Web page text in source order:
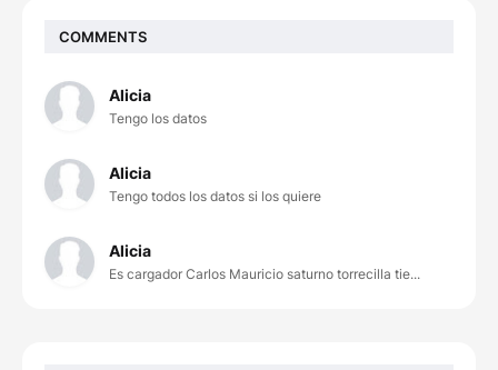
COMMENTS
Alicia
Tengo los datos
Alicia
Tengo todos los datos si los quiere
Alicia
Es cargador Carlos Mauricio saturno torrecilla tie...